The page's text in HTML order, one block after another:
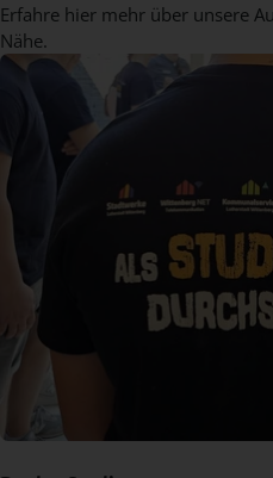
Erfahre hier mehr über unsere
Nähe.